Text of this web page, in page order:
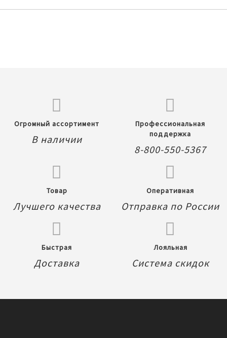
Огромный ассортимент
В наличии
Профессиональная
поддержка
8-800-550-5367
Товар
Лучшего качества
Оперативная
Отправка по России
Быстрая
Доставка
Лояльная
Система скидок